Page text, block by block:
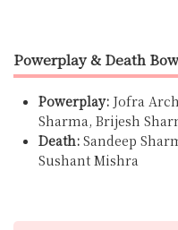
Powerplay & Death
Powerplay: Jofra
Sharma, Brijesh
Death: Sandeep
Sushant Mishra